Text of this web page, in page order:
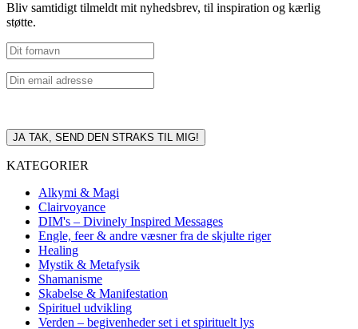
Bliv samtidigt tilmeldt mit nyhedsbrev, til inspiration og kærlig
støtte.
KATEGORIER
Alkymi & Magi
Clairvoyance
DIM's – Divinely Inspired Messages
Engle, feer & andre væsner fra de skjulte riger
Healing
Mystik & Metafysik
Shamanisme
Skabelse & Manifestation
Spirituel udvikling
Verden – begivenheder set i et spirituelt lys